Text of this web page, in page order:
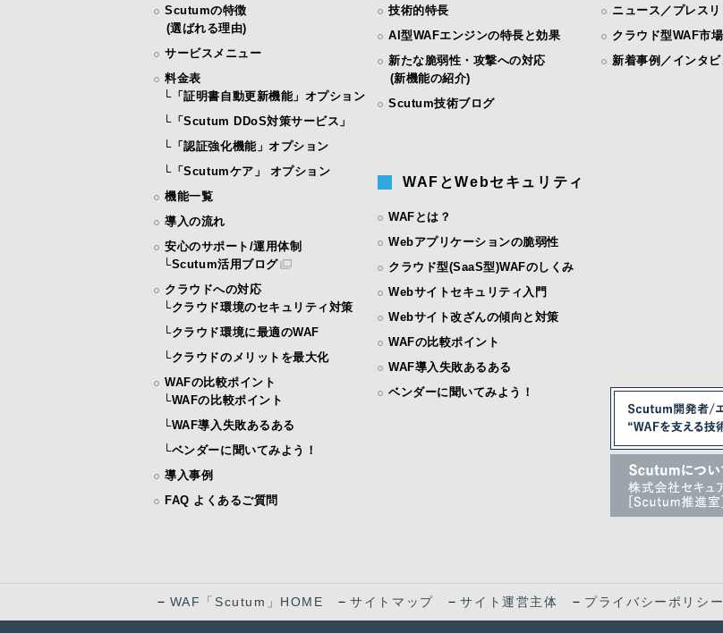
Scutumの特徴
(選ばれる理由)
サービスメニュー
料金表
└「証明書自動更新機能」オプション
└「Scutum DDoS対策サービス」
└「認証強化機能」オプション
└「Scutumケア」 オプション
機能一覧
導入の流れ
安心のサポート/運用体制
└Scutum活用ブログ
クラウドへの対応
└クラウド環境のセキュリティ対策
└クラウド環境に最適のWAF
└クラウドのメリットを最大化
WAFの比較ポイント
└WAFの比較ポイント
└WAF導入失敗あるある
└ベンダーに聞いてみよう！
導入事例
FAQ よくあるご質問
技術的特長
AI型WAFエンジンの特長と効果
新たな脆弱性・攻撃への対応
(新機能の紹介)
Scutum技術ブログ
WAFとWebセキュリティ
WAFとは？
Webアプリケーションの脆弱性
クラウド型(SaaS型)WAFのしくみ
Webサイトセキュリティ入門
Webサイト改ざんの傾向と対策
WAFの比較ポイント
WAF導入失敗あるある
ベンダーに聞いてみよう！
ニュース／プレスリ
クラウド型WAF市
新着事例／インタビ
－ WAF「Scutum」HOME －サイトマップ －サイト運営主体 － プライバシーポリシー